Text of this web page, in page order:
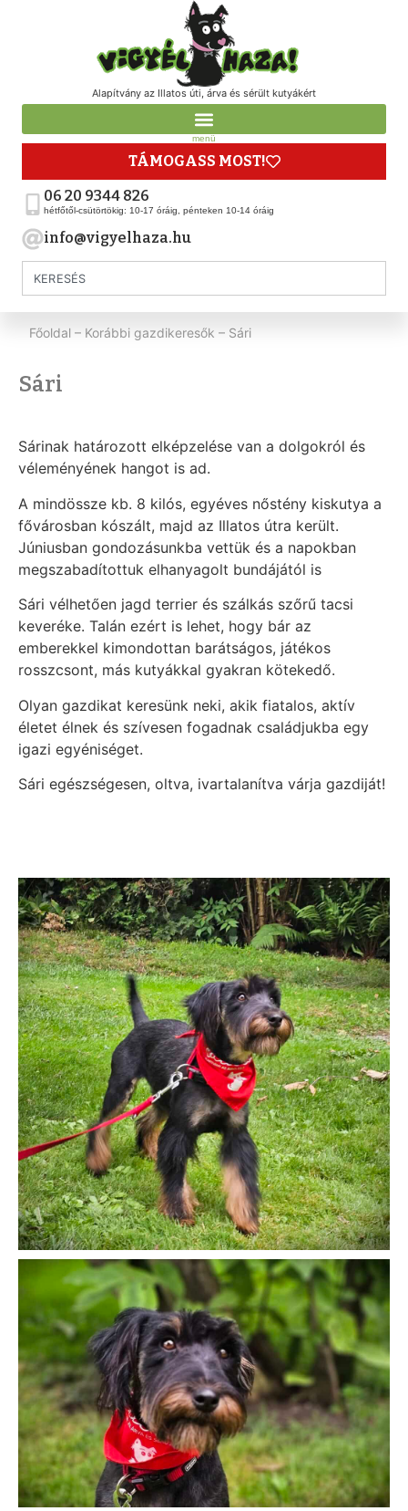
Alapítvány az Illatos úti, árva és sérült kutyákért
menü
TÁMOGASS MOST!
06 20 9344 826
hétfőtől-csütörtökig: 10-17 óráig, pénteken 10-14 óráig
info@vigyelhaza.hu
Főoldal – Korábbi gazdikeresők – Sári
Sári
Sárinak határozott elképzelése van a dolgokról és
véleményének hangot is ad.
A mindössze kb. 8 kilós, egyéves nőstény kiskutya a
fővárosban kószált, majd az Illatos útra került.
Júniusban gondozásunkba vettük és a napokban
megszabadítottuk elhanyagolt bundájától is
Sári vélhetően jagd terrier és szálkás szőrű tacsi
keveréke. Talán ezért is lehet, hogy bár az
emberekkel kimondottan barátságos, játékos
rosszcsont, más kutyákkal gyakran kötekedő.
Olyan gazdikat keresünk neki, akik fiatalos, aktív
életet élnek és szívesen fogadnak családjukba egy
igazi egyéniséget.
Sári egészségesen, oltva, ivartalanítva várja gazdiját!